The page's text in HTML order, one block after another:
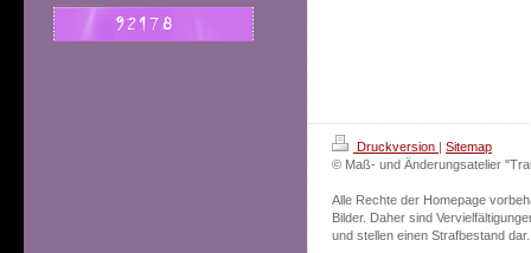
Druckversion | Sitemap
© Maß- und Änderungsatelier
Alle Rechte der Homepage
Bilder. Daher sind
und stellen einen Strafbestand dar.